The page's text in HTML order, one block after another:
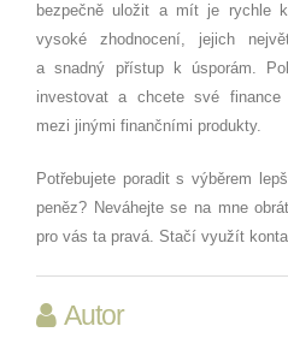
bezpečně uložit a mít je rychle
vysoké zhodnocení, jejich
a snadný přístup k úsporám.
investovat a chcete své finance
mezi jinými finančními produkty.
Potřebujete poradit s výběrem
peněz? Neváhejte se na mne
pro vás ta pravá. Stačí využít
Autor